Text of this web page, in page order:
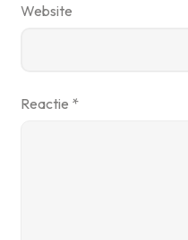
Website
Reactie *